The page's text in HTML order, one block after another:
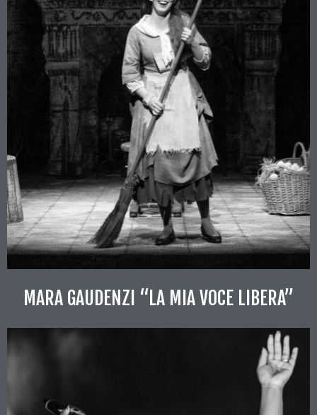
MARA GAUDENZI “LA MIA VOCE LIBERA”